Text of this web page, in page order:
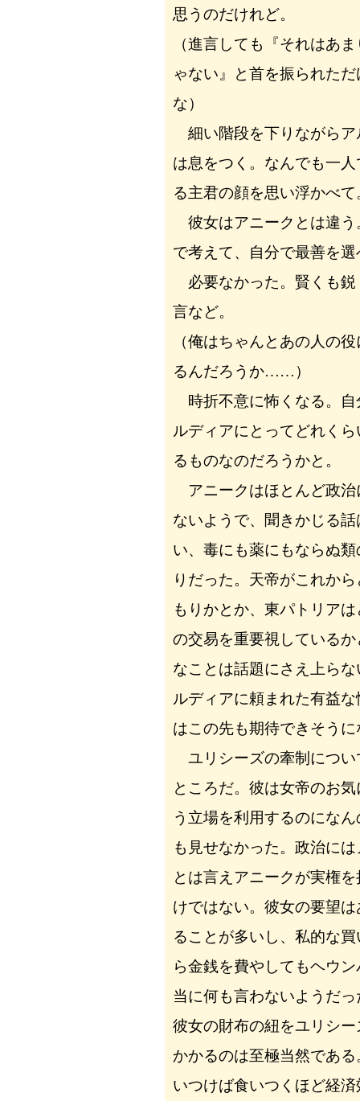
思うのだけれど。
（進言しても『それはあ
ゃない』と首を振られた
な）
細い階段を下りながらア
は息をつく。なんでも一
る主君の顔を思い浮かべて
彼女はアニークとは違う
で考えて、自分で最善を
必要なかった。賢くも鋭
言など。
（俺はちゃんとあの人の
るんだろうか……）
時折不意に怖くなる。自
ルディアにとってどれく
るものなのだろうかと。
アニークはほとんど政治
ないようで、聞きかじる
い、毒にも薬にもならぬ
りだった。天帝がこれか
もりかとか、東パトリア
の交易を重要視している
なことは話題にさえ上ら
ルディアに頼まれた有益
はこの先も期待できそう
ユリシーズの牽制につい
ところだ。彼は女帝のお
う立場を利用するのにな
も見せなかった。政治に
とは言えアニークが実権
けではない。彼女の要望
ることが多いし、私的な
ら金銭を費やしてもヘウ
当に何も言わないようだ
彼女の財布の紐をユリシ
かかるのは至極当然であ
いつけば食いつくほど経